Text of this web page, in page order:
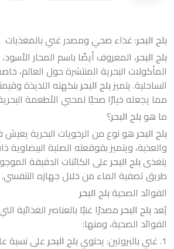
بلح البحر: غذاء صحي ومصدر غني بالمغذيات
بلح البحر، المعروف أيضًا باسم المحار
المأكولات البحرية المنتشرة حول العالم،
الساحلية. يتميزبلح البحربنكهته اللذيذة
مما يجعله خيارًا صحيًا لمحبي الأطعمة
ما هوبلح البحر؟
بلح البحرهو نوع من الرخويات البحرية يعيش
والعذبة، ويتميز بقوقعته الصلبة البيضاوية
يتغذىبلح البحرعلى الكائنات الدقيقة
طريق تصفية الماء من خلال جهازه التنفسي.
الفوائد الصحيةبلح البحر
يُعد بلح البحرمصدرًا غنيًا بالعناصر الغذائية
الفوائد الصحية، ومنها:
1. غني بالبروتين: يحتوي
بلح البحرعلى نسبة